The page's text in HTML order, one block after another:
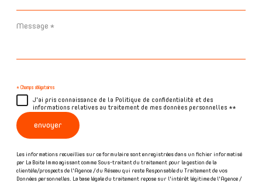
Message
* Champs obligatoires
J'ai pris connaissance de la Politique de confidentialité et des
informations relatives au traitement de mes données personnelles **
envoyer
Les informations recueillies sur ce formulaire sont enregistrées dans un fichier informatisé
par La Boite Immo agissant comme Sous-traitant du traitement pour la gestion de la
clientèle/prospects de l'Agence / du Réseau qui reste Responsable du Traitement de vos
Données personnelles. La base légale du traitement repose sur l'intérêt légitime de l'Agence /